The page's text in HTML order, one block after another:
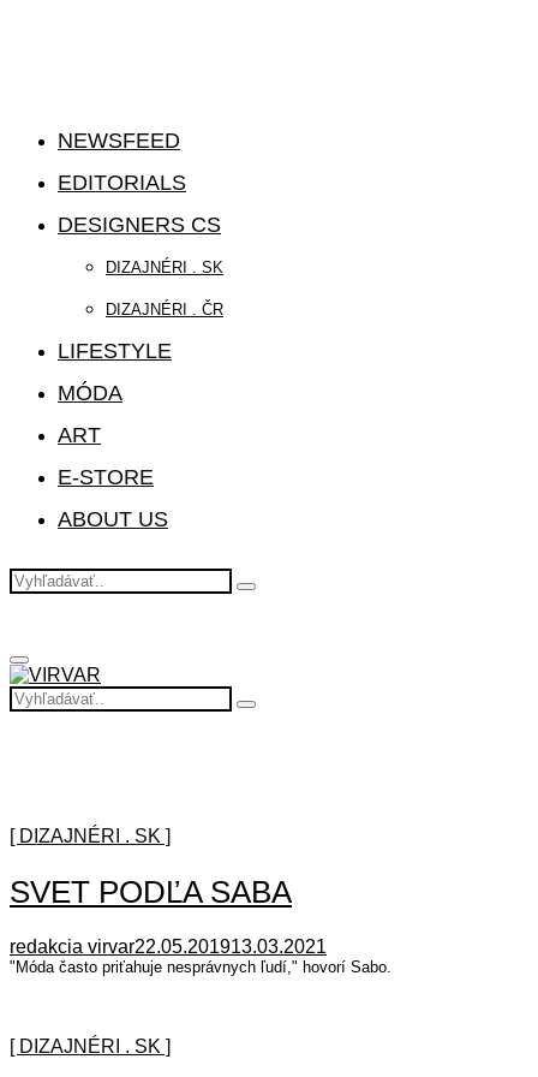
NEWSFEED
EDITORIALS
DESIGNERS CS
DIZAJNÉRI . SK
DIZAJNÉRI . ČR
LIFESTYLE
MÓDA
ART
E-STORE
ABOUT US
Search
Search
Primary
Menu
Search
for:
Search
[ DIZAJNÉRI . SK ]
SVET PODĽA SABA
redakcia virvar22.05.201913.03.2021
"Móda často priťahuje nesprávnych ľudí," hovorí Sabo.
[ DIZAJNÉRI . SK ]